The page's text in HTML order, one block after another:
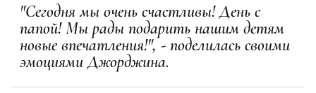
"Сегодня мы очень счастливы! День с
папой! Мы рады подарить нашим детям
новые впечатления!", - поделилась своими
эмоциями Джорджина.